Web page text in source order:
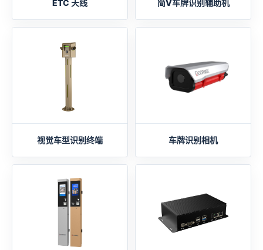
ETC 天线 简V车牌识别辅助机
视觉车型识别终端 车牌识别相机